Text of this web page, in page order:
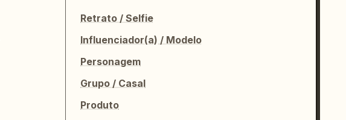
Retrato / Selfie
Influenciador(a) / Modelo
Personagem
Grupo / Casal
Produto